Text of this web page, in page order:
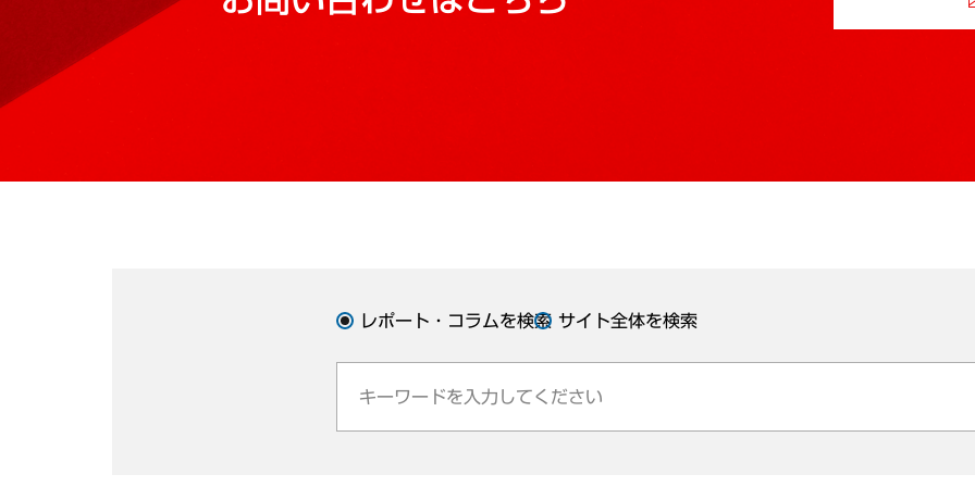
レポート・コラムを検索 サイト全体を検索